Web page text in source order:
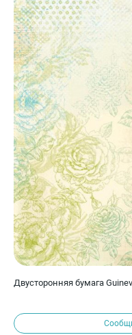
Двусторонняя бумага